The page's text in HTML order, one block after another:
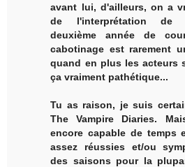
avant lui, d'ailleurs, on a
de l'interprétation de
deuxième année de
cabotinage est rarement
quand en plus les acteurs
ça vraiment pathétique...
Tu as raison, je suis
The Vampire Diaries.
encore capable de temps
assez réussies et/ou
des saisons pour la